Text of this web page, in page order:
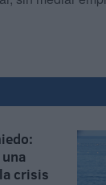
crisis